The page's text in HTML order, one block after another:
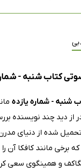
کتاب شنبه -
شنبه - شماره یازده
از دید چند نویسنده
تحمیل شده از دنیای
که برخی مانند کافکا آن
و همینگوی سعی